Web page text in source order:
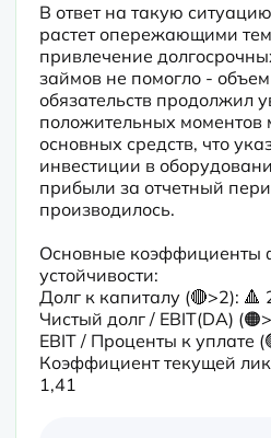
В ответ на такую
растет опережающими
привлечение
займов не помогло -
обязательств продолжил
положительных моментов
основных средств, что
инвестиции в
прибыли за отчетный
производилось.
Основные коэффициенты
устойчивости:
Долг к капиталу (🔴>2): 🔺
Чистый долг / EBIT(DA)
EBIT / Проценты к уплате
Коэффициент текущей
1,41